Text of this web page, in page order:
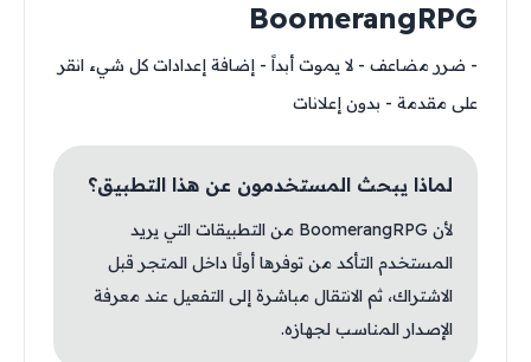
BoomerangRPG
- ضرر مضاعف - لا يموت أبداً - إضافة إعدادات كل شيء انقر
على مقدمة - بدون إعلانات
لماذا يبحث المستخدمون عن هذا التطبيق؟
لأن BoomerangRPG من التطبيقات التي يريد
المستخدم التأكد من توفرها أولًا داخل المتجر قبل
الاشتراك، ثم الانتقال مباشرة إلى التفعيل عند معرفة
الإصدار المناسب لجهازه.